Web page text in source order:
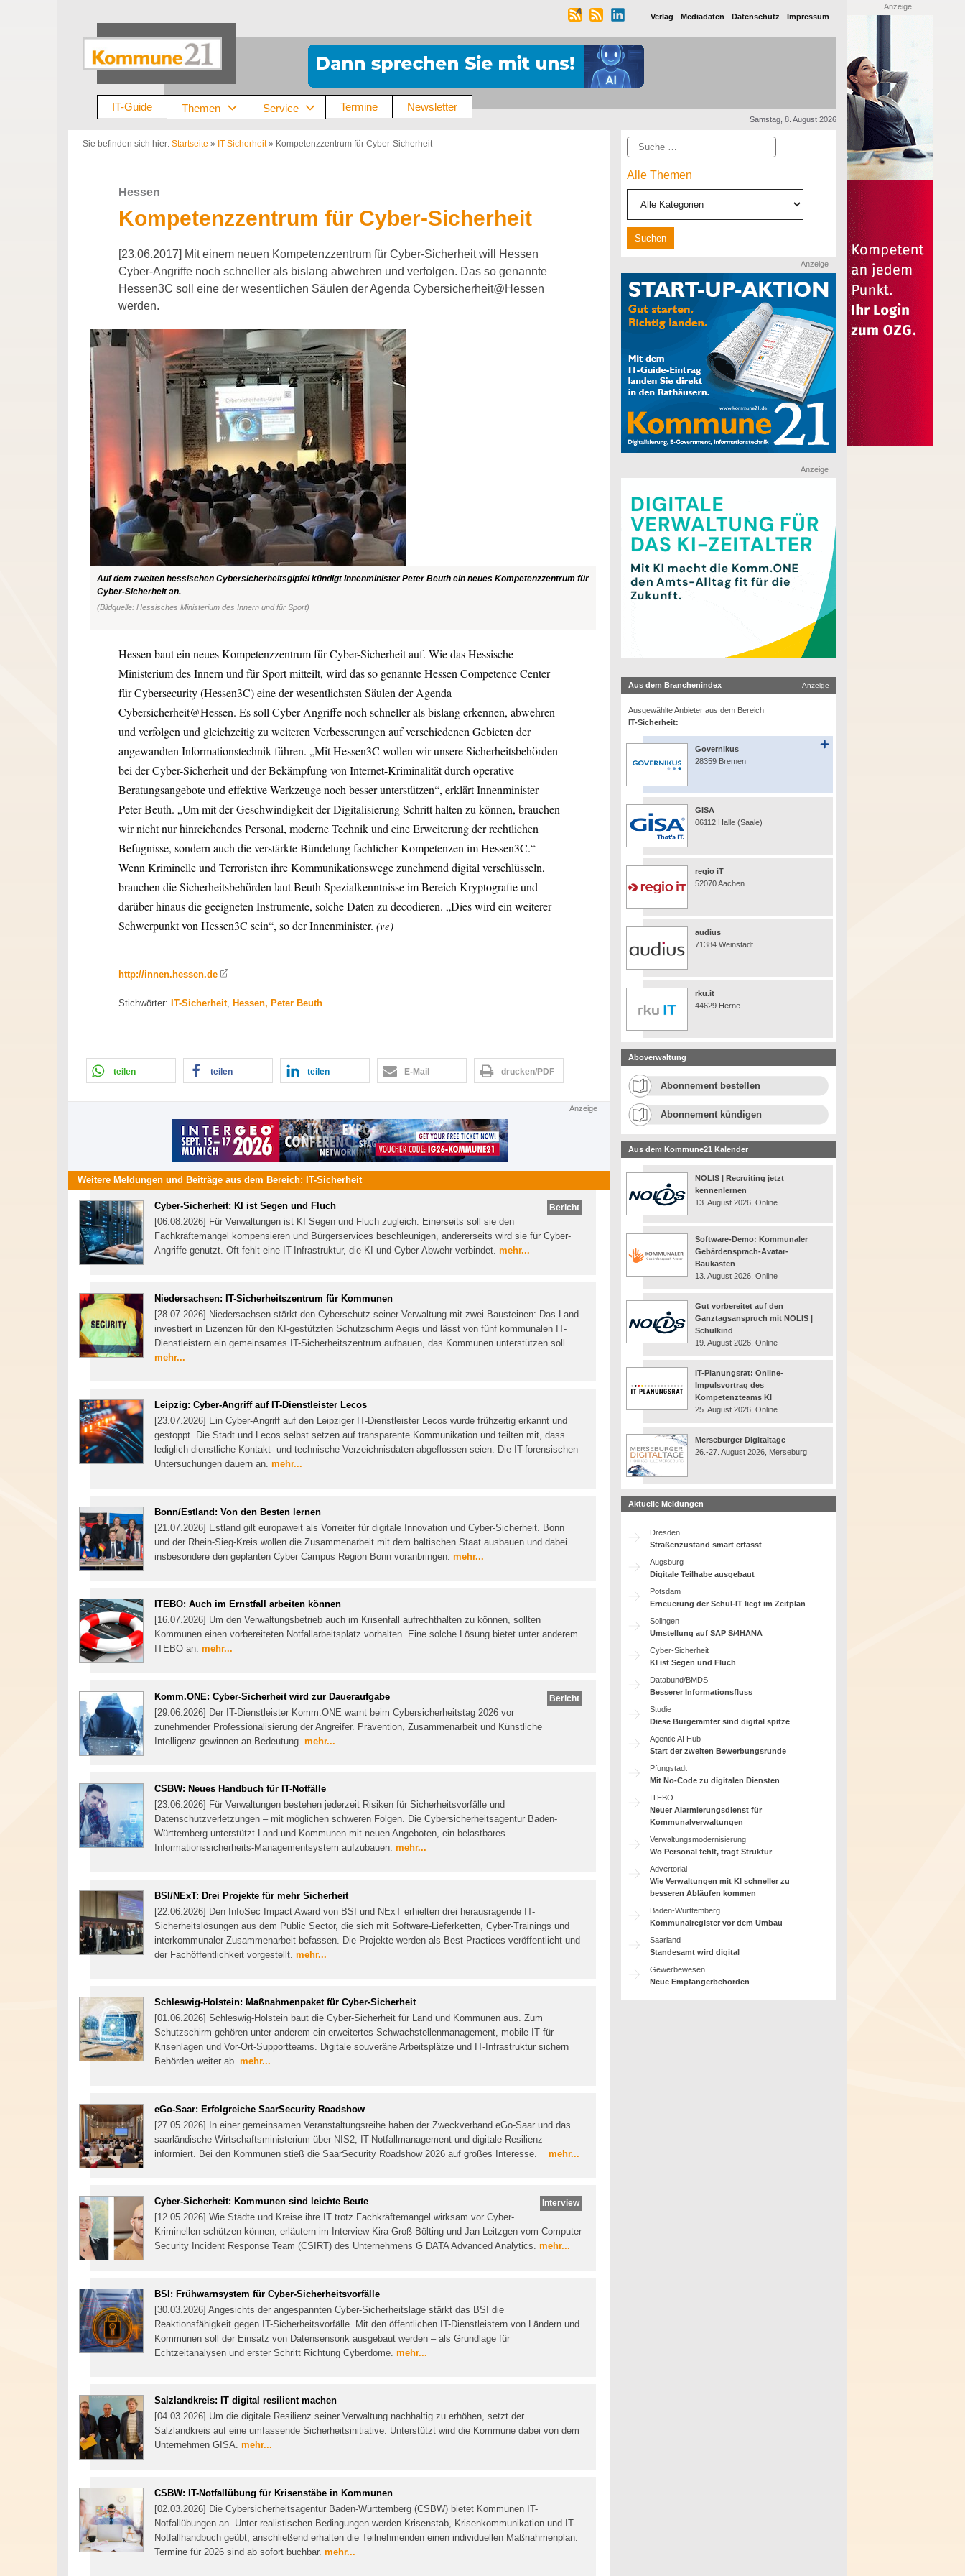
Verlag Mediadaten Datenschutz Impressum
IT-Guide Themen Service Termine Newsletter
Samstag, 8. August 2026
Sie befinden sich hier: Startseite » IT-Sicherheit» Kompetenzzentrum für Cyber-Sicherheit
Hessen
Kompetenzzentrum für Cyber-Sicherheit
[23.06.2017] Mit einem neuen Kompetenzzentrum für Cyber-Sicherheit will Hessen
Cyber-Angriffe noch schneller als bislang abwehren und verfolgen. Das so genannte
Hessen3C soll eine der wesentlichen Säulen der Agenda Cybersicherheit@Hessen
werden.
Auf dem zweiten hessischen Cybersicherheitsgipfel kündigt Innenminister Peter Beuth ein neues Kompetenzzentrum für
Cyber-Sicherheit an.
(Bildquelle: Hessisches Ministerium des Innern und für Sport)
Hessen baut ein neues Kompetenzzentrum für Cyber-Sicherheit auf. Wie das Hessische
Ministerium des Innern und für Sport mitteilt, wird das so genannte Hessen Competence Center
für Cybersecurity (Hessen3C) eine der wesentlichsten Säulen der Agenda
Cybersicherheit@Hessen. Es soll Cyber-Angriffe noch schneller als bislang erkennen, abwehren
und verfolgen und gleichzeitig zu weiteren Verbesserungen auf verschiedenen Gebieten der
angewandten Informationstechnik führen. „Mit Hessen3C wollen wir unsere Sicherheitsbehörden
bei der Cyber-Sicherheit und der Bekämpfung von Internet-Kriminalität durch operative
Beratungsangebote und effektive Werkzeuge noch besser unterstützen“, erklärt Innenminister
Peter Beuth. „Um mit der Geschwindigkeit der Digitalisierung Schritt halten zu können, brauchen
wir nicht nur hinreichendes Personal, moderne Technik und eine Erweiterung der rechtlichen
Befugnisse, sondern auch die verstärkte Bündelung fachlicher Kompetenzen im Hessen3C.“
Wenn Kriminelle und Terroristen ihre Kommunikationswege zunehmend digital verschlüsseln,
brauchen die Sicherheitsbehörden laut Beuth Spezialkenntnisse im Bereich Kryptografie und
darüber hinaus die geeigneten Instrumente, solche Daten zu decodieren. „Dies wird ein weiterer
Schwerpunkt von Hessen3C sein“, so der Innenminister. (ve)
http://innen.hessen.de
Stichwörter: IT-Sicherheit, Hessen, Peter Beuth
teilen teilen teilen E-Mail drucken/PDF
Anzeige
Weitere Meldungen und Beiträge aus dem Bereich: IT-Sicherheit
Bericht
Cyber-Sicherheit: KI ist Segen und Fluch
[06.08.2026] Für Verwaltungen ist KI Segen und Fluch zugleich. Einerseits soll sie den
Fachkräftemangel kompensieren und Bürgerservices beschleunigen, andererseits wird sie für Cyber-
Angriffe genutzt. Oft fehlt eine IT-Infrastruktur, die KI und Cyber-Abwehr verbindet. mehr...
Niedersachsen: IT-Sicherheitszentrum für Kommunen
[28.07.2026] Niedersachsen stärkt den Cyberschutz seiner Verwaltung mit zwei Bausteinen: Das Land
investiert in Lizenzen für den KI-gestützten Schutzschirm Aegis und lässt von fünf kommunalen IT-
Dienstleistern ein gemeinsames IT-Sicherheitszentrum aufbauen, das Kommunen unterstützen soll.
mehr...
Leipzig: Cyber-Angriff auf IT-Dienstleister Lecos
[23.07.2026] Ein Cyber-Angriff auf den Leipziger IT-Dienstleister Lecos wurde frühzeitig erkannt und
gestoppt. Die Stadt und Lecos selbst setzen auf transparente Kommunikation und teilten mit, dass
lediglich dienstliche Kontakt- und technische Verzeichnisdaten abgeflossen seien. Die IT-forensischen
Untersuchungen dauern an. mehr...
Bonn/Estland: Von den Besten lernen
[21.07.2026] Estland gilt europaweit als Vorreiter für digitale Innovation und Cyber-Sicherheit. Bonn
und der Rhein-Sieg-Kreis wollen die Zusammenarbeit mit dem baltischen Staat ausbauen und dabei
insbesondere den geplanten Cyber Campus Region Bonn voranbringen. mehr...
ITEBO: Auch im Ernstfall arbeiten können
[16.07.2026] Um den Verwaltungsbetrieb auch im Krisenfall aufrechthalten zu können, sollten
Kommunen einen vorbereiteten Notfallarbeitsplatz vorhalten. Eine solche Lösung bietet unter anderem
ITEBO an. mehr...
Bericht
Komm.ONE: Cyber-Sicherheit wird zur Daueraufgabe
[29.06.2026] Der IT-Dienstleister Komm.ONE warnt beim Cybersicherheitstag 2026 vor
zunehmender Professionalisierung der Angreifer. Prävention, Zusammenarbeit und Künstliche
Intelligenz gewinnen an Bedeutung. mehr...
CSBW: Neues Handbuch für IT-Notfälle
[23.06.2026] Für Verwaltungen bestehen jederzeit Risiken für Sicherheitsvorfälle und
Datenschutzverletzungen – mit möglichen schweren Folgen. Die Cybersicherheitsagentur Baden-
Württemberg unterstützt Land und Kommunen mit neuen Angeboten, ein belastbares
Informationssicherheits-Managementsystem aufzubauen. mehr...
BSI/NExT: Drei Projekte für mehr Sicherheit
[22.06.2026] Den InfoSec Impact Award von BSI und NExT erhielten drei herausragende IT-
Sicherheitslösungen aus dem Public Sector, die sich mit Software-Lieferketten, Cyber-Trainings und
interkommunaler Zusammenarbeit befassen. Die Projekte werden als Best Practices veröffentlicht und
der Fachöffentlichkeit vorgestellt. mehr...
Schleswig-Holstein: Maßnahmenpaket für Cyber-Sicherheit
[01.06.2026] Schleswig-Holstein baut die Cyber-Sicherheit für Land und Kommunen aus. Zum
Schutzschirm gehören unter anderem ein erweitertes Schwachstellenmanagement, mobile IT für
Krisenlagen und Vor-Ort-Supportteams. Digitale souveräne Arbeitsplätze und IT-Infrastruktur sichern
Behörden weiter ab. mehr...
eGo-Saar: Erfolgreiche SaarSecurity Roadshow
[27.05.2026] In einer gemeinsamen Veranstaltungsreihe haben der Zweckverband eGo-Saar und das
saarländische Wirtschaftsministerium über NIS2, IT-Notfallmanagement und digitale Resilienz
informiert. Bei den Kommunen stieß die SaarSecurity Roadshow 2026 auf großes Interesse. mehr...
Interview
Cyber-Sicherheit: Kommunen sind leichte Beute
[12.05.2026] Wie Städte und Kreise ihre IT trotz Fachkräftemangel wirksam vor Cyber-
Kriminellen schützen können, erläutern im Interview Kira Groß-Bölting und Jan Leitzgen vom Computer
Security Incident Response Team (CSIRT) des Unternehmens G DATA Advanced Analytics. mehr...
BSI: Frühwarnsystem für Cyber-Sicherheitsvorfälle
[30.03.2026] Angesichts der angespannten Cyber-Sicherheitslage stärkt das BSI die
Reaktionsfähigkeit gegen IT-Sicherheitsvorfälle. Mit den öffentlichen IT-Dienstleistern von Ländern und
Kommunen soll der Einsatz von Datensensorik ausgebaut werden – als Grundlage für
Echtzeitanalysen und erster Schritt Richtung Cyberdome. mehr...
Salzlandkreis: IT digital resilient machen
[04.03.2026] Um die digitale Resilienz seiner Verwaltung nachhaltig zu erhöhen, setzt der
Salzlandkreis auf eine umfassende Sicherheitsinitiative. Unterstützt wird die Kommune dabei von dem
Unternehmen GISA. mehr...
CSBW: IT-Notfallübung für Krisenstäbe in Kommunen
[02.03.2026] Die Cybersicherheitsagentur Baden-Württemberg (CSBW) bietet Kommunen IT-
Notfallübungen an. Unter realistischen Bedingungen werden Krisenstab, Krisenkommunikation und IT-
Notfallhandbuch geübt, anschließend erhalten die Teilnehmenden einen individuellen Maßnahmenplan.
Termine für 2026 sind ab sofort buchbar. mehr...
Suche
Alle Themen
Anzeige
Anzeige
Aus dem Branchenindex Anzeige
Ausgewählte Anbieter aus dem Bereich
IT-Sicherheit:
Governikus
28359 Bremen
GISA
06112 Halle (Saale)
regio iT
52070 Aachen
audius
71384 Weinstadt
rku.it
44629 Herne
Aboverwaltung
Abonnement bestellen
Abonnement kündigen
Aus dem Kommune21 Kalender
NOLIS | Recruiting jetzt
kennenlernen
13. August 2026, Online
Software-Demo: Kommunaler
Gebärdensprach-Avatar-
Baukasten
13. August 2026, Online
Gut vorbereitet auf den
Ganztagsanspruch mit NOLIS |
Schulkind
19. August 2026, Online
IT-Planungsrat: Online-
Impulsvortrag des
Kompetenzteams KI
25. August 2026, Online
Merseburger Digitaltage
26.-27. August 2026, Merseburg
Aktuelle Meldungen
Dresden
Straßenzustand smart erfasst
Augsburg
Digitale Teilhabe ausgebaut
Potsdam
Erneuerung der Schul-IT liegt im Zeitplan
Solingen
Umstellung auf SAP S/4HANA
Cyber-Sicherheit
KI ist Segen und Fluch
Databund/BMDS
Besserer Informationsfluss
Studie
Diese Bürgerämter sind digital spitze
Agentic AI Hub
Start der zweiten Bewerbungsrunde
Pfungstadt
Mit No-Code zu digitalen Diensten
ITEBO
Neuer Alarmierungsdienst für
Kommunalverwaltungen
Verwaltungsmodernisierung
Wo Personal fehlt, trägt Struktur
Advertorial
Wie Verwaltungen mit KI schneller zu
besseren Abläufen kommen
Baden-Württemberg
Kommunalregister vor dem Umbau
Saarland
Standesamt wird digital
Gewerbewesen
Neue Empfängerbehörden
Anzeige